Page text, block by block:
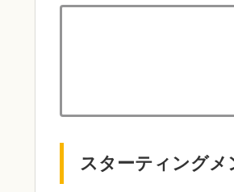
スターティングメ